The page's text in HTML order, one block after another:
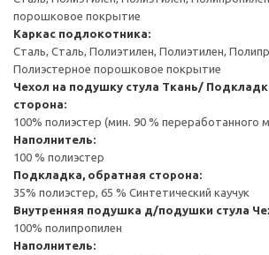
порошковое покрытие
Каркас подлокотника:
Сталь, Сталь, Полиэтилен, Полиэтилен,
Полиэстерное порошковое покрытие
Чехол на подушку стула Ткань/
сторона:
100% полиэстер (мин. 90 % переработанного
Наполнитель:
100 % полиэстер
Подкладка, обратная сторона:
35% полиэстер, 65 % Синтетический каучук
Внутренняя подушка д/подушки стула
100% полипропилен
Наполнитель: